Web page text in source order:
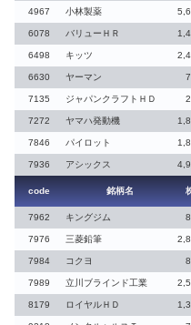
4967 小林製薬
6078 バリューＨＲ
6498 キッツ
6630 ヤーマン
7135 ジャパンクラフトＨＤ
7272 ヤマハ発動機
7846 パイロット
7936 アシックス
code 銘柄名
7962 キングジム
7976 三菱鉛筆
7984 コクヨ
7989 立川ブラインド工業
8179 ロイヤルＨＤ